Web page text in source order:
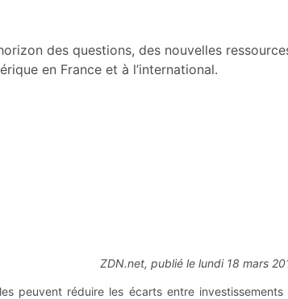
des questions, des nouvelles
en France et à l’international.
ZDN.net, publié le lundi 18 mars
peuvent réduire les écarts entre investissements